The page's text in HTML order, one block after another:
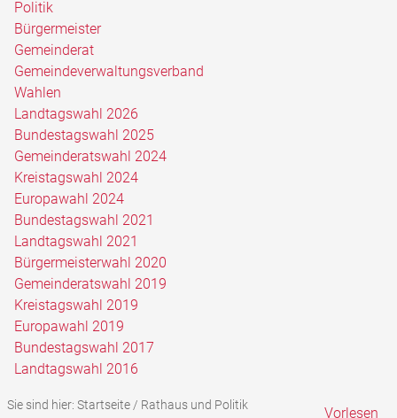
Politik
Bürgermeister
Gemeinderat
Gemeindeverwaltungsverband
Wahlen
Landtagswahl 2026
Bundestagswahl 2025
Gemeinderatswahl 2024
Kreistagswahl 2024
Europawahl 2024
Bundestagswahl 2021
Landtagswahl 2021
Bürgermeisterwahl 2020
Gemeinderatswahl 2019
Kreistagswahl 2019
Europawahl 2019
Bundestagswahl 2017
Landtagswahl 2016
Sie sind hier: Startseite/ Rathaus und Politik Vorlesen